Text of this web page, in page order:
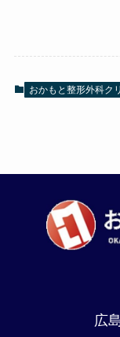
おかもと整形外科ク
広